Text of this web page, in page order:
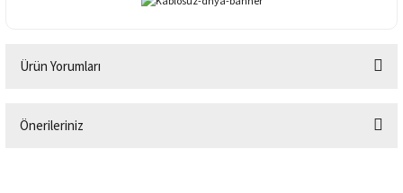
Ürün Yorumları
Önerileriniz